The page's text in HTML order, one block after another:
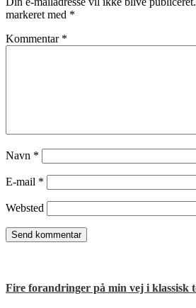
markeret med *
Kommentar *
Navn *
E-mail *
Websted
Fire forandringer på min vej i klassisk